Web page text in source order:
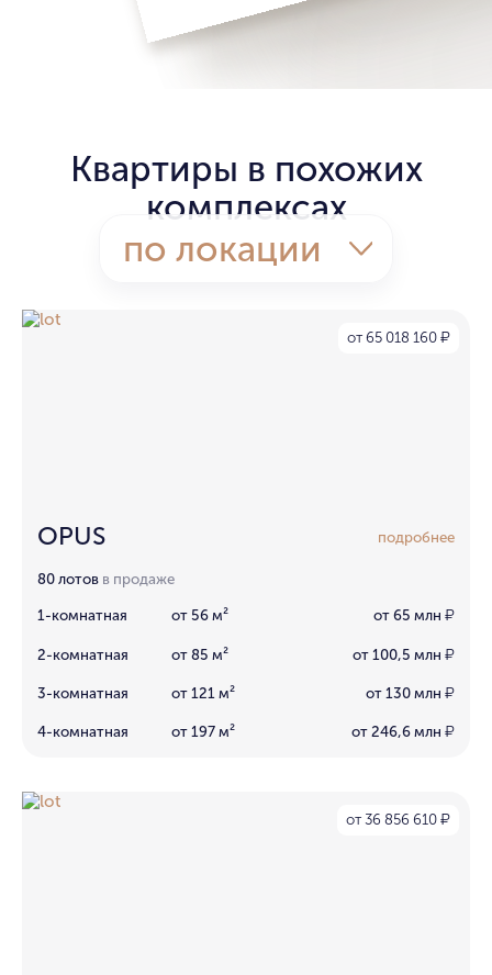
Квартиры в похожих
комплексах
по локации
от 65 018 160 ₽
OPUS подробнее
80 лотов в продаже
1-комнатная от 56 м² от 65 млн ₽
2-комнатная от 85 м² от 100,5 млн ₽
3-комнатная от 121 м² от 130 млн ₽
4-комнатная от 197 м² от 246,6 млн ₽
от 36 856 610 ₽